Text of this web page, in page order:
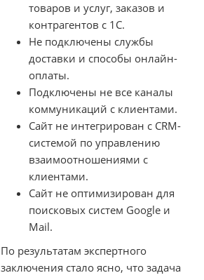
товаров и услуг, заказов и
контрагентов с 1С.
Не подключены службы
доставки и способы онлайн-
оплаты.
Подключены не все каналы
коммуникаций с клиентами.
Сайт не интегрирован с CRM-
системой по управлению
взаимоотношениями с
клиентами.
Сайт не оптимизирован для
поисковых систем Google и
Mail.
По результатам экспертного
заключения стало ясно, что задача